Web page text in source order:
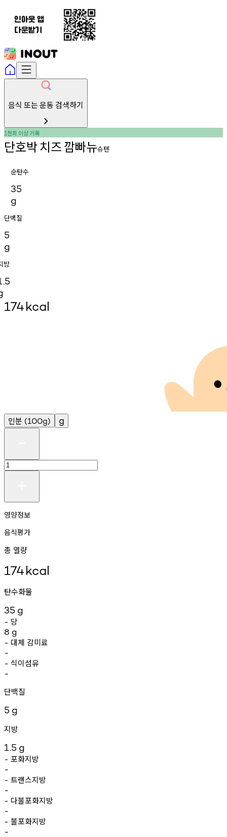
음식 또는 운동 검색하기
1천회 이상기록
단호박치즈깜빠뉴슈텐
순탄수
35
g
단백질
5
g
방
174kcal
인분 (100g) g
영양정보
음식평가
총 열량
174kcal
탄수화물
35 g
- 당
8 g
- 대체 감미료
-
- 식이섬유
-
단백질
5 g
지방
1.5 g
- 포화지방
-
- 트랜스지방
-
- 다불포화지방
-
- 불포화지방
-